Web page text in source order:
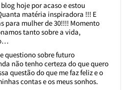
hoje por acaso e estou
matéria inspiradora !!! E
para mulher de 30!!!! Momento
tanto sobre a vida,
questiono sobre futuro
não tenho certeza do que quero
questão do que me faz feliz e o
contas e os meus sonhos.